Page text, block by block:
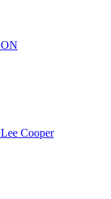
ON
Lee Cooper